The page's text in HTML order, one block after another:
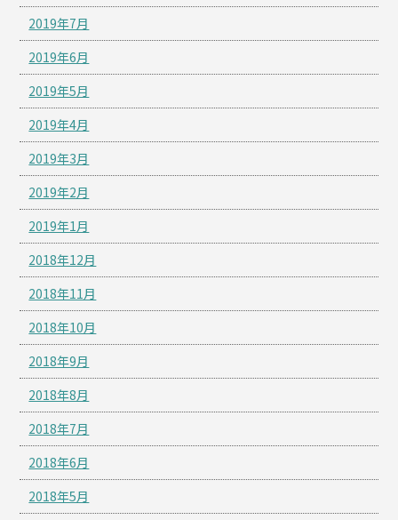
2019年7月
2019年6月
2019年5月
2019年4月
2019年3月
2019年2月
2019年1月
2018年12月
2018年11月
2018年10月
2018年9月
2018年8月
2018年7月
2018年6月
2018年5月